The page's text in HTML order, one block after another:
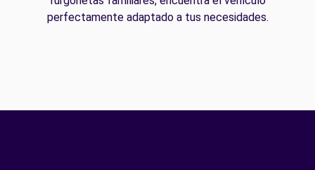
perfectamente adaptado a tus necesidades.